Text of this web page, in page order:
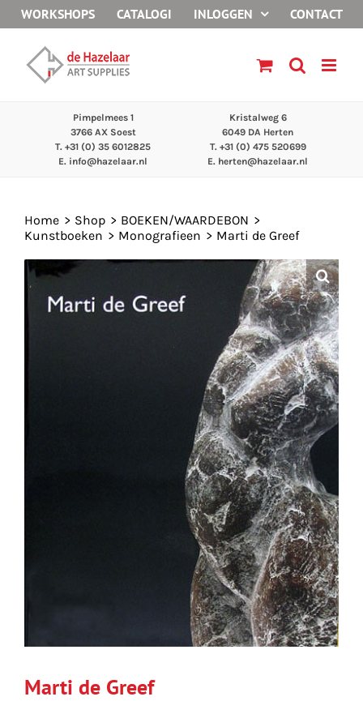
naar
inhoud
WORKSHOPS CATALOGI INLOGGEN CONTACT
Pimpelmees 1
3766 AX Soest
T. +31 (0) 35 6012825
E. info@hazelaar.nl
Kristalweg 6
6049 DA Herten
T. +31 (0) 475 520699
E. herten@hazelaar.nl
Home Shop
BOEKEN/WAARDEBON
Kunstboeken
Monografieen Marti de Greef
Marti de Greef